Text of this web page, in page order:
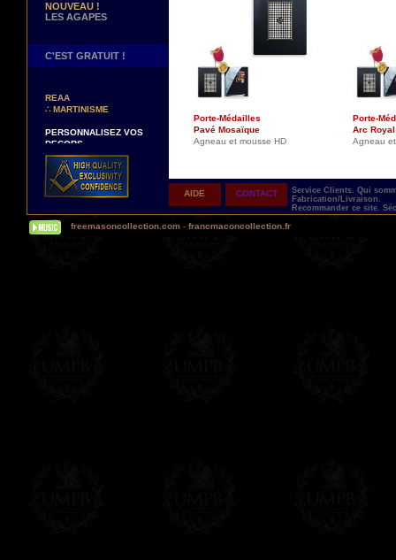
NOUVEAUX DECORS !
∴MARTINISME
DECORS
MAIN SUR VOTRE
TABLIER, VORE CORDON
OU VOTRE SAUTOIR
∴TEMOIGNAGES
CLIENTS
NOUVEAU !
LES AGAPES
C'EST GRATUIT !
AIDE CONTACT Service Clients. Qui
Fabrication/Livraison.
Recommander ce site.
freemasoncollection.com - francmaconcollection.fr
Porte-Médailles
Pavé Mosaïque
Agneau et mousse HD
Porte-
Arc
Agneau